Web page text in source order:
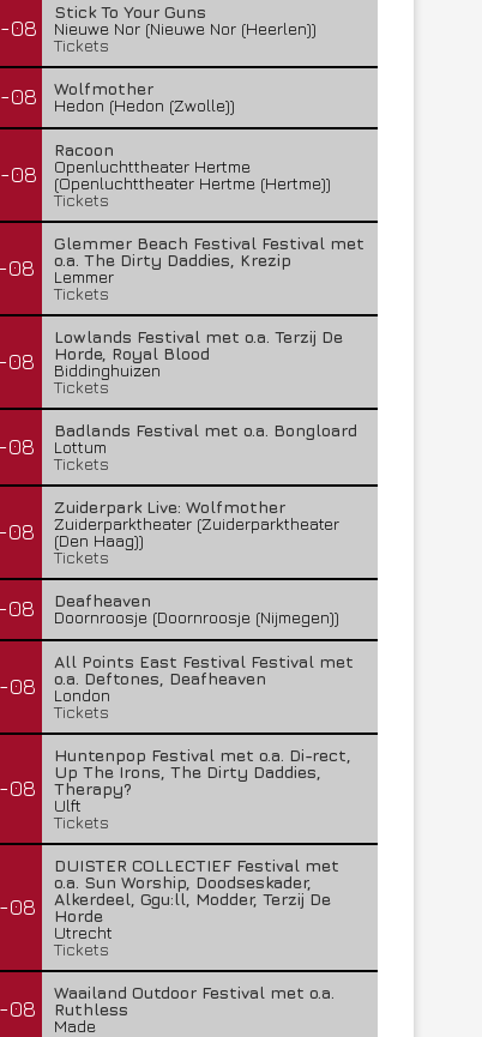
08
Stick To Your Guns
Nieuwe Nor (Nieuwe Nor (Heerlen))
Tickets
08
Wolfmother
Hedon (Hedon (Zwolle))
08
Racoon
Openluchttheater Hertme
(Openluchttheater Hertme (Hertme))
Tickets
08
Glemmer Beach Festival Festival met
o.a. The Dirty Daddies, Krezip
Lemmer
Tickets
08
Lowlands Festival met o.a. Terzij De
Horde, Royal Blood
Biddinghuizen
Tickets
08
Badlands Festival met o.a. Bongloard
Lottum
Tickets
08
Zuiderpark Live: Wolfmother
Zuiderparktheater (Zuiderparktheater
(Den Haag))
Tickets
08
Deafheaven
Doornroosje (Doornroosje (Nijmegen))
08
All Points East Festival Festival met
o.a. Deftones, Deafheaven
London
Tickets
08
Huntenpop Festival met o.a. Di-rect,
Up The Irons, The Dirty Daddies,
Therapy?
Ulft
Tickets
08
DUISTER COLLECTIEF Festival met
o.a. Sun Worship, Doodseskader,
Alkerdeel, Ggu:ll, Modder, Terzij De
Horde
Utrecht
Tickets
08
Waailand Outdoor Festival met o.a.
Ruthless
Made